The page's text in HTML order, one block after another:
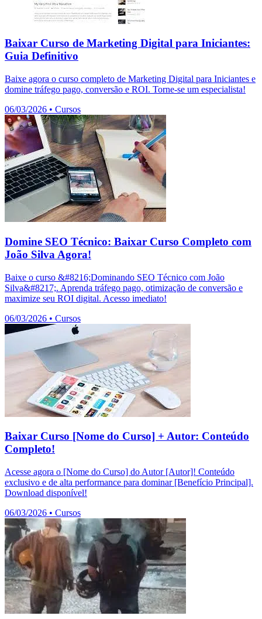
Baixar Curso de Marketing Digital para Iniciantes:
Guia Definitivo
Baixe agora o curso completo de Marketing Digital para Iniciantes e
domine tráfego pago, conversão e ROI. Torne-se um especialista!
06/03/2026 • Cursos
Domine SEO Técnico: Baixar Curso Completo com
João Silva Agora!
Baixe o curso &#8216;Dominando SEO Técnico com João
Silva&#8217;. Aprenda tráfego pago, otimização de conversão e
maximize seu ROI digital. Acesso imediato!
06/03/2026 • Cursos
Baixar Curso [Nome do Curso] + Autor: Conteúdo
Completo!
Acesse agora o [Nome do Curso] do Autor [Autor]! Conteúdo
exclusivo e de alta performance para dominar [Benefício Principal].
Download disponível!
06/03/2026 • Cursos